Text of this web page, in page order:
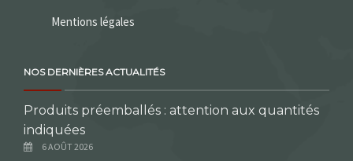
Mentions légales
NOS DERNIÈRES ACTUALITÉS
Produits préemballés : attention aux quantités
indiquées
6 AOÛT 2026